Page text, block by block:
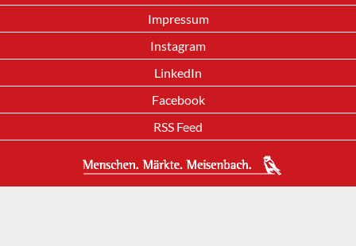
Impressum
Instagram
LinkedIn
Facebook
RSS Feed